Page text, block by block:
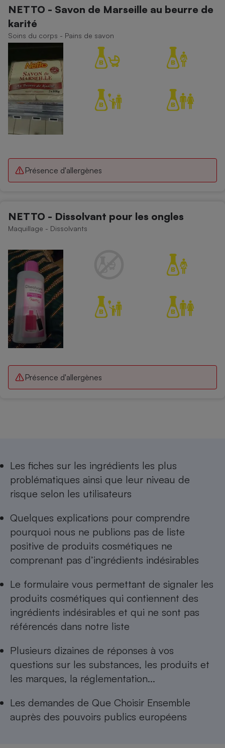
NETTO - Savon de Marseille au beurre de
karité
Soins du corps - Pains de savon
Présence d'allergènes
NETTO - Dissolvant pour les ongles
Maquillage - Dissolvants
Présence d'allergènes
Les fiches sur les ingrédients les plus
problématiques ainsi que leur niveau de
risque selon les utilisateurs
Quelques explications pour comprendre
pourquoi nous ne publions pas de liste
positive de produits cosmétiques ne
comprenant pas d’ingrédients indésirables
Le formulaire vous permettant de signaler les
produits cosmétiques qui contiennent des
ingrédients indésirables et qui ne sont pas
référencés dans notre liste
Plusieurs dizaines de réponses à vos
questions sur les substances, les produits et
les marques, la réglementation...
Les demandes de Que Choisir Ensemble
auprès des pouvoirs publics européens